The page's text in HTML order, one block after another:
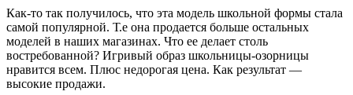
Как-то так получилось, что эта модель школьной формы стала
самой популярной. Т.е она продается больше остальных
моделей в наших магазинах. Что ее делает столь
востребованной? Игривый образ школьницы-озорницы
нравится всем. Плюс недорогая цена. Как результат —
высокие продажи.